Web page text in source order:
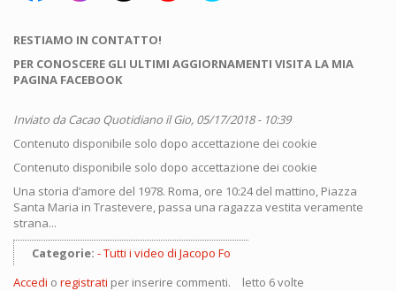
RESTIAMO IN CONTATTO!
PER CONOSCERE GLI ULTIMI AGGIORNAMENTI VISITA LA MIA
PAGINA FACEBOOK
Inviato daCacao Quotidiano il Gio, 05/17/2018 - 10:39
Contenuto disponibile solo dopo accettazione dei cookie
Contenuto disponibile solo dopo accettazione dei cookie
Una storia d’amore del 1978. Roma, ore 10:24 del mattino, Piazza
Santa Maria in Trastevere, passa una ragazza vestita veramente
strana...
Categorie:
Tutti i video di Jacopo Fo
Accedi o registrati per inserire commenti. letto 6 volte